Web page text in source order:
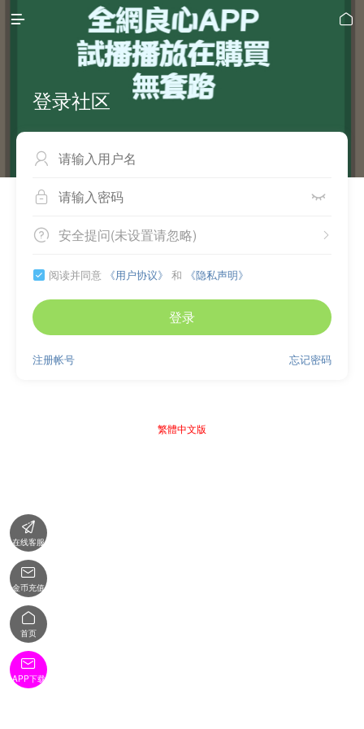
 
登录社区

 
 
安全提问(未设置请忽略)
 阅读并同意 《用户协议》 和 《隐私声明》
登录
忘记密码
注册帐号
繁體中文版

在线客服

金币充值

首页

APP下载